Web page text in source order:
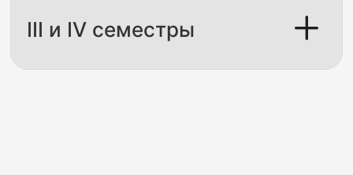
III и IV семестры